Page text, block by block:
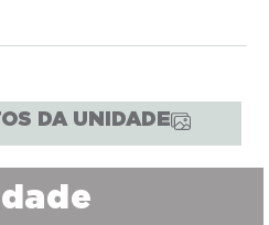
DA UNIDADE